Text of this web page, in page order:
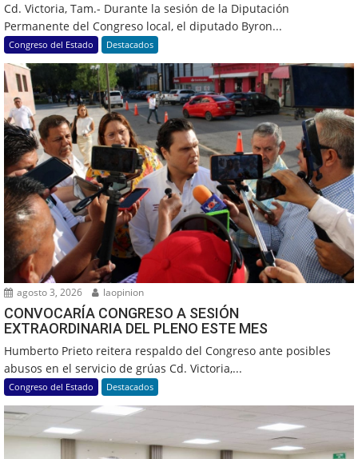
Cd. Victoria, Tam.- Durante la sesión de la Diputación
Permanente del Congreso local, el diputado Byron...
Congreso del Estado Destacados
agosto 3, 2026 laopinion
CONVOCARÍA CONGRESO A SESIÓN
EXTRAORDINARIA DEL PLENO ESTE MES
Humberto Prieto reitera respaldo del Congreso ante posibles
abusos en el servicio de grúas Cd. Victoria,...
Congreso del Estado Destacados